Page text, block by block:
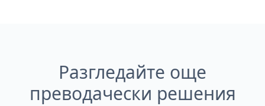
Разгледайте още
преводачески решения